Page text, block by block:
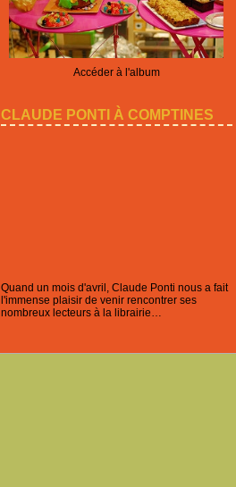
Accéder à l'album
CLAUDE PONTI À COMPTINES
Quand un mois d'avril, Claude Ponti nous a fait
l'immense plaisir de venir rencontrer ses
nombreux lecteurs à la librairie…